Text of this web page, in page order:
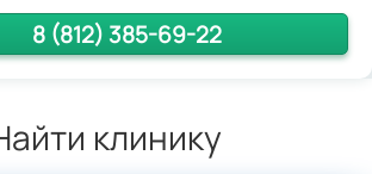
8 (812) 385-69-22
клинику